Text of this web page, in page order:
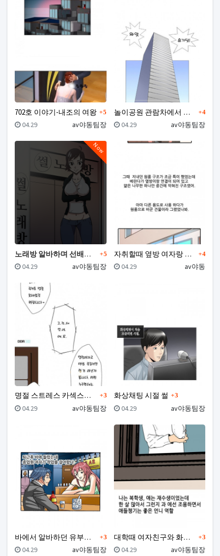
702호 이야기-내조의 여왕 댓글
5
등록자
av야동팀장
등록일
04.29
놀이공원 관람차에서 만난 여자와 한 썰 댓글
4
등록자
av야동팀장
등록일
04.29
Now
노래방 알바하며 선배누나와 한썰 댓글
5
등록자
av야동팀장
등록일
04.29
자취할때 옆방 여자랑 한 썰 댓글
4
등록자
av야동
등록일
04.29
명절 스트레스 카섹스로 푼 썰 댓글
3
등록자
av야동팀장
등록일
04.29
화상채팅 시절 썰 댓글
3
등록자
av야동팀장
등록일
04.29
바에서 알바하던 유부녀 꼬셔서 한 썰 댓글
3
등록자
av야동팀장
등록일
04.29
대학때 여자친구와 화장실에서 한 썰 댓글
3
등록자
av야동팀장
등록일
04.29